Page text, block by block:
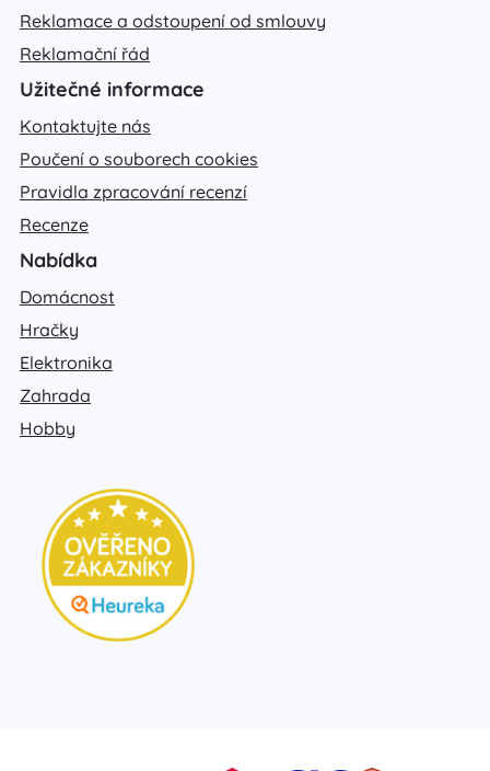
Reklamace a odstoupení od smlouvy
Reklamační řád
Užitečné informace
Kontaktujte nás
Poučení o souborech cookies
Pravidla zpracování recenzí
Recenze
Nabídka
Domácnost
Hračky
Elektronika
Zahrada
Hobby